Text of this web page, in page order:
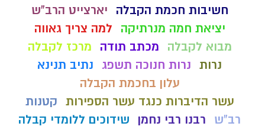
חשיבות חכמת הקבלה
יארצייט הרב"ש
יציאת חמה מנרתיקה
למה צריך גאווה
מבוא לקבלה
מכתב תודה
מרכז לקבלה
נרות נרות חנוכה תשפג
נתיב תנינא
עלון בחכמת הקבלה
עשר הדיברות כנגד עשר הספירות קטנות
רב"ש
רבנו רבי נחמן
שידוכים ללומדי קבלה